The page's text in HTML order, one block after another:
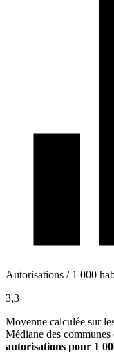
Autorisations / 1 000
3,3
Moyenne calculée sur
Médiane des
autorisations pour 1